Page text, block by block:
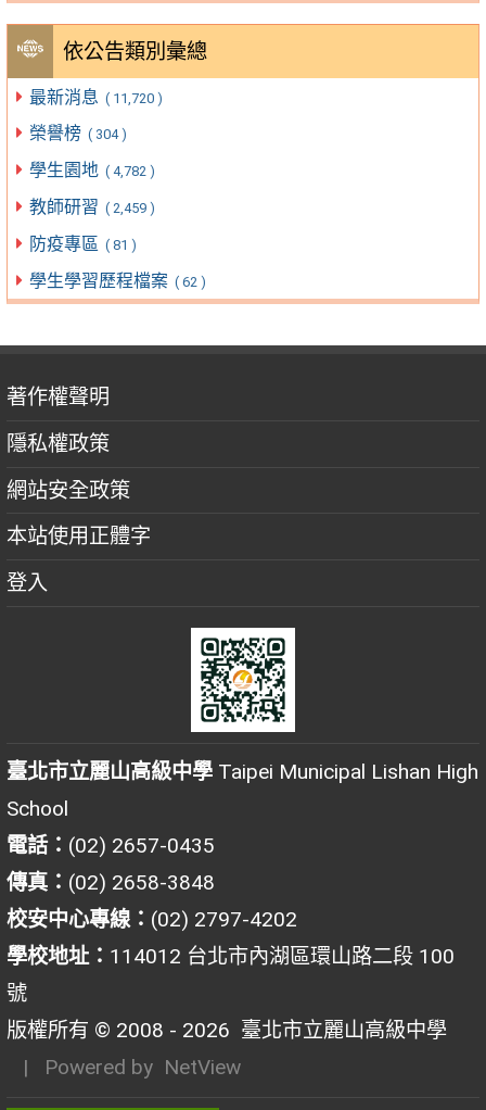
依公告類別彙總
最新消息 ( 11,720 )
榮譽榜 ( 304 )
學生園地 ( 4,782 )
教師研習 ( 2,459 )
防疫專區 ( 81 )
學生學習歷程檔案 ( 62 )
著作權聲明
隱私權政策
網站安全政策
本站使用正體字
登入
臺北市立麗山高級中學 Taipei Municipal Lishan High
School
電話： (02) 2657-0435
傳真： (02) 2658-3848
校安中心專線： (02) 2797-4202
學校地址： 114012 台北市內湖區環山路二段 100
號
版權所有 © 2008 - 2026 臺北市立麗山高級中學
| Powered by NetView